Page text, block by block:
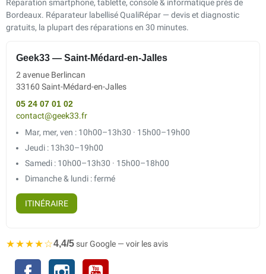
Réparation smartphone, tablette, console & informatique près de
Bordeaux. Réparateur labellisé QualiRépar — devis et diagnostic
gratuits, la plupart des réparations en 30 minutes.
Geek33 — Saint-Médard-en-Jalles
2 avenue Berlincan
33160 Saint-Médard-en-Jalles
05 24 07 01 02
contact@geek33.fr
Mar, mer, ven : 10h00–13h30 · 15h00–19h00
Jeudi : 13h30–19h00
Samedi : 10h00–13h30 · 15h00–18h00
Dimanche & lundi : fermé
ITINÉRAIRE
★★★★☆4,4/5sur Google — voir les avis
Facebook Instagram